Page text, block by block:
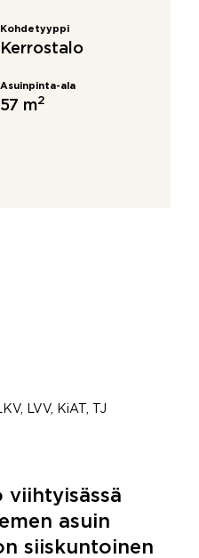
Kohdetyyppi
Kerrostalo
Asuinpinta-ala
57 m2
LVV, KiAT, TJ
viihtyisässä
asuin
siiskuntoinen